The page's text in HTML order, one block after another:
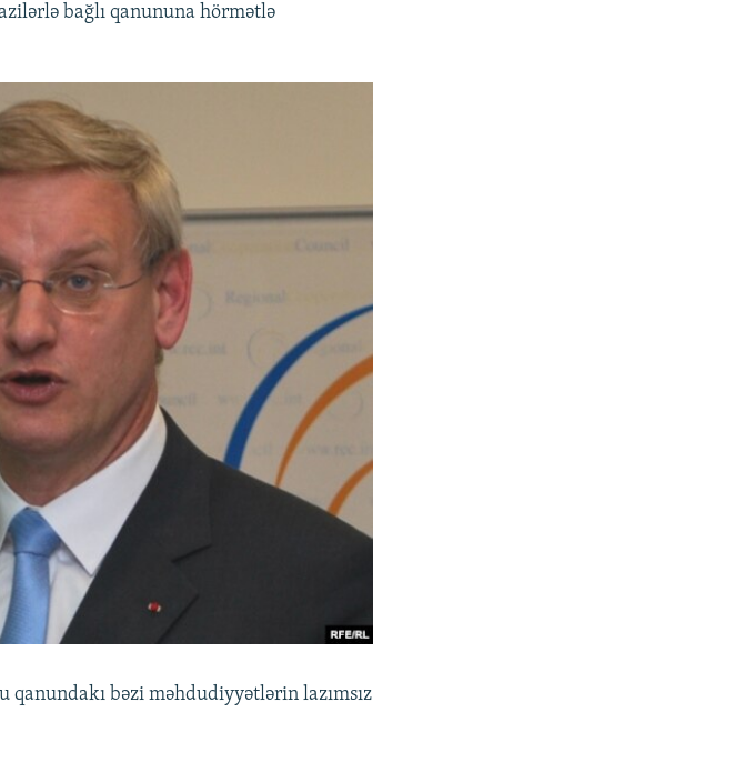
bağlı qanununa hörmətlə
bəzi məhdudiyyətlərin lazımsız